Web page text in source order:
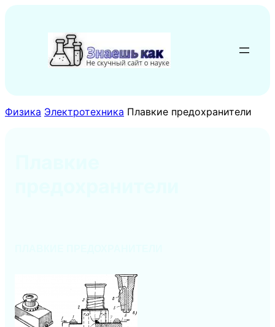
содержимому
Физика Электротехника Плавкие предохранители